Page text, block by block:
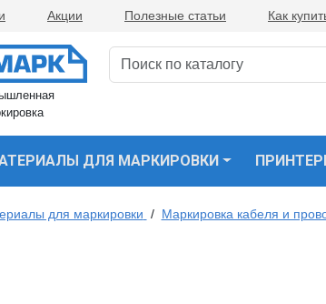
Акции Полезные статьи Как
ДЛЯ МАРКИРОВКИ
для маркировки / Маркировка кабеля и